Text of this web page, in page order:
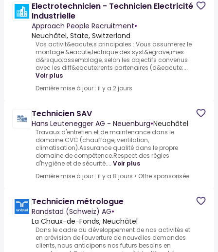
Electrotechnicien - Technicien Electricité
Industrielle
Approach People Recruitment•
Neuchâtel, State, Switzerland
Vos activit&eacute;s principales :.Vous assumerez le
montage &eacute;lectrique des syst&egrave;mes
d&rsquo;assemblage, selon les objectifs convenus
avec les diff&eacute;rents partenaires (d&eacute;...
Voir plus
Dernière mise à jour : il y a 2 jours
Technicien SAV
Hans Leutenegger AG - Neuenburg•Neuchâtel
Travaux d'entretien et de maintenance dans le
domaine CVC (chauffage, ventilation,
climatisation).Assurance qualité dans le propre
domaine de compétence.Respect des règles
d'hygiène et de sécurité.... Voir plus
Dernière mise à jour : il y a 8 jours • Offre sponsorisée
Technicien métrologue
Randstad (Schweiz) AG•
La Chaux-de-Fonds, Neuchâtel
Dans le cadre du développement de nos activités et
en prévision de l'ouverture de nouvelles demandes
clients, nous anticipons nos futurs besoins en